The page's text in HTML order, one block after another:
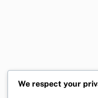
We respect your